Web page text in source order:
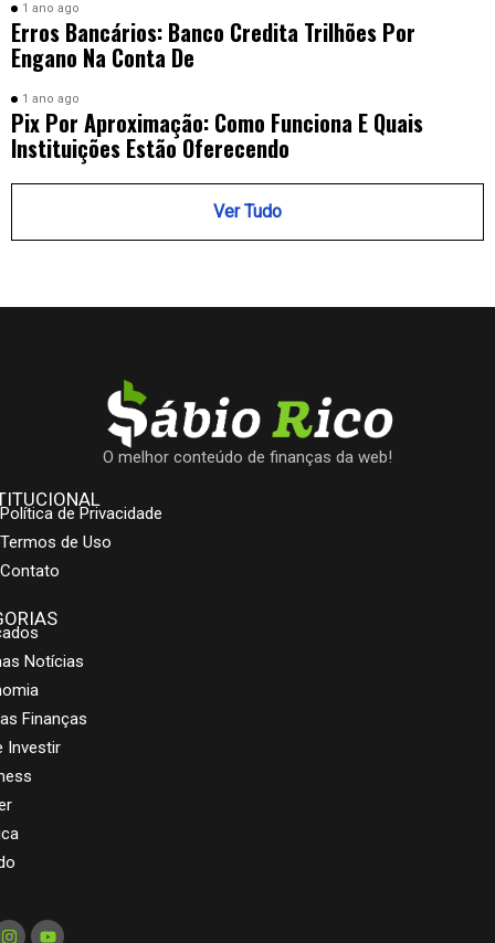
1 ano ago
Erros Bancários: Banco Credita Trilhões Por
Engano Na Conta De
1 ano ago
Pix Por Aproximação: Como Funciona E Quais
Instituições Estão Oferecendo
Ver Tudo
O melhor conteúdo de finanças da web!
Política de Privacidade
Termos de Uso
Contato
Notícias
Finanças
Investir